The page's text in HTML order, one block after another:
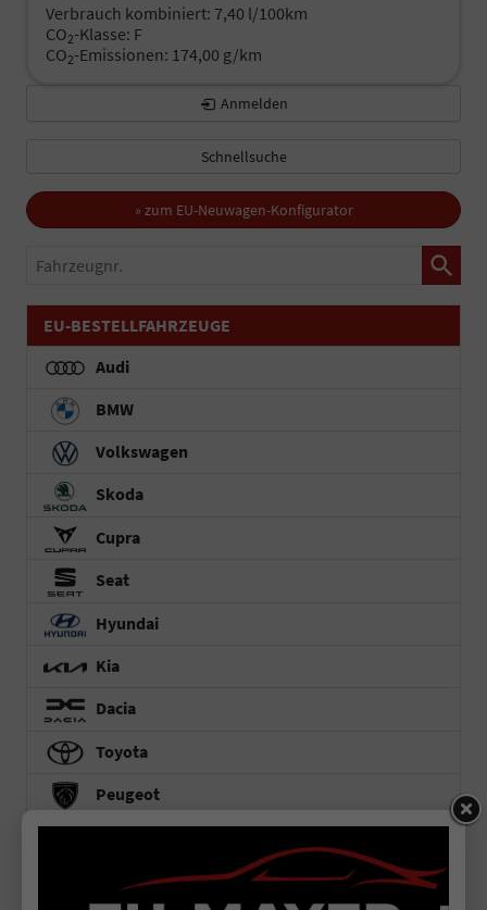
Verbrauch kombiniert: 7,40 l/100km
CO2-Klasse: F
CO2-Emissionen: 174,00 g/km
Anmelden
Schnellsuche
» zum EU-Neuwagen-Konfigurator
Fahrzeugnr.
EU-BESTELLFAHRZEUGE
Audi
BMW
Volkswagen
Skoda
Cupra
Seat
Hyundai
Kia
Dacia
Toyota
Peugeot